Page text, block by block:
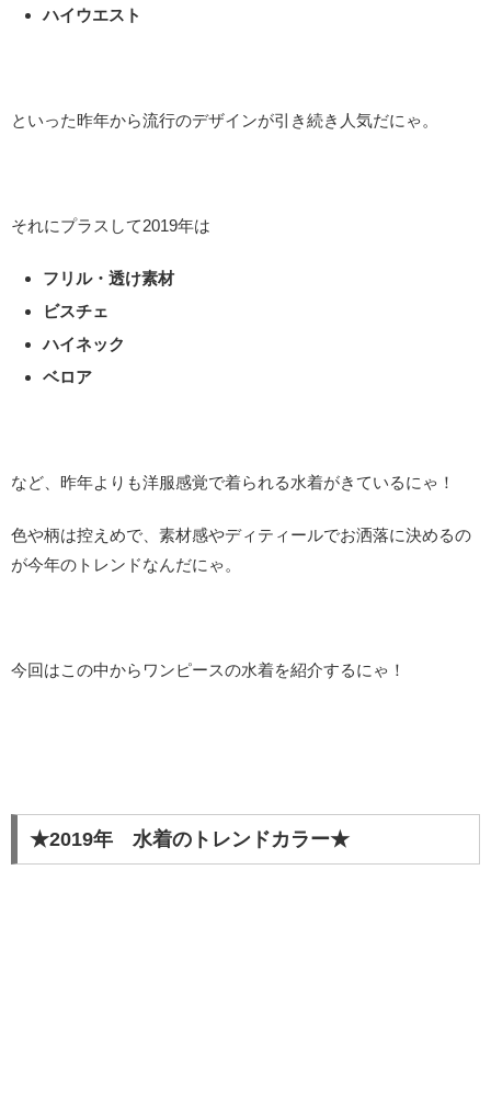
ハイウエスト
といった昨年から流行のデザインが引き続き人気だにゃ。
それにプラスして2019年は
フリル・透け素材
ビスチェ
ハイネック
ベロア
など、昨年よりも洋服感覚で着られる水着がきているにゃ！
色や柄は控えめで、素材感やディティールでお洒落に決めるの
が今年のトレンドなんだにゃ。
今回はこの中からワンピースの水着を紹介するにゃ！
★2019年 水着のトレンドカラー★